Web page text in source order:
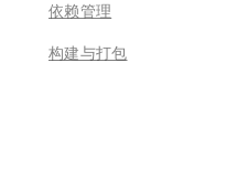
依赖管理
构建与打包